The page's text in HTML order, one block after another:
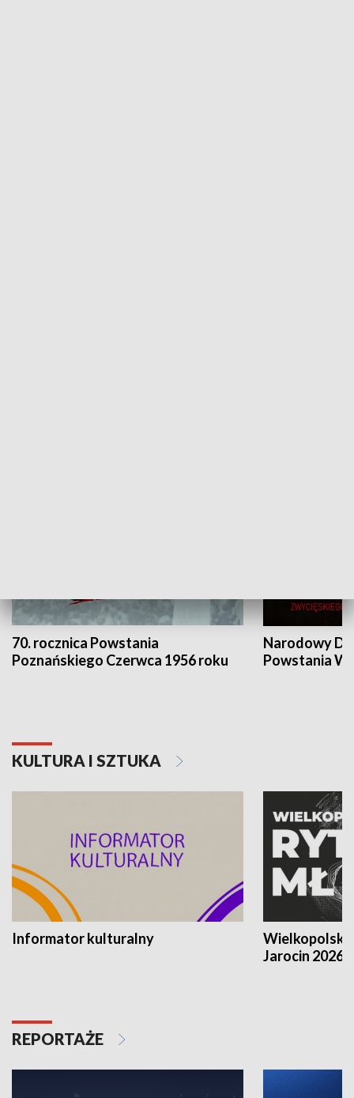
70. rocznica Powstania
Poznańskiego Czerwca 1956 roku
Narodowy
Powstania
KULTURA I SZTUKA
Informator kulturalny
Jarocin 2026
REPORTAŻE